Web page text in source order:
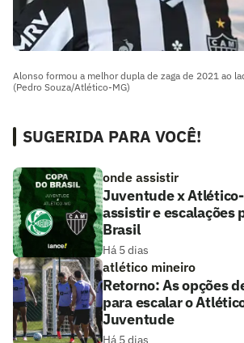
Alonso formou a melhor dupla de zaga de 2021 ao
(Pedro Souza/Atlético-MG)
SUGERIDA PARA VOCÊ!
onde assistir
Juventude x
assistir e escalações
Brasil
Há 5 dias
atlético mineiro
Retorno: As opções
para escalar o
Juventude
Há 5 dias